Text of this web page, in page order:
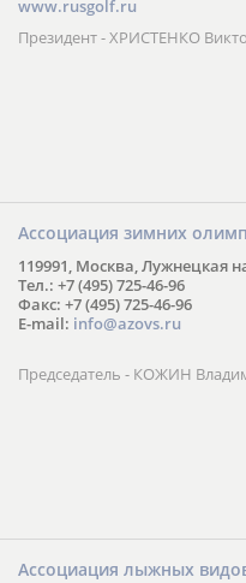
www.rusgolf.ru
Президент - ХРИСТЕНКО
Ассоциация зимних
119991, Москва, Лужнецкая
Тел.: +7 (495) 725-46-96
Факс: +7 (495) 725-46-96
E-mail: info@azovs.ru
Председатель - КОЖИН
Ассоциация лыжных